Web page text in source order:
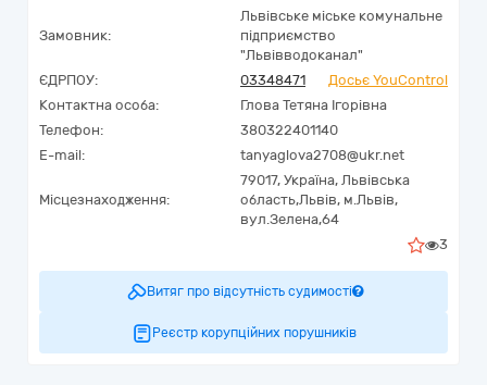
Замовник:
Львівське міське комунальне
підприємство
"Львівводоканал"
ЄДРПОУ:
03348471
Досьє YouControl
Контактна особа:
Глова Тетяна Ігорівна
Телефон:
380322401140
E-mail:
tanyaglova2708@ukr.net
Місцезнаходження:
79017, Україна, Львівська
область,Львів, м.Львів,
вул.Зелена,64
3
Витяг про відсутність судимості
Реєстр корупційних порушників